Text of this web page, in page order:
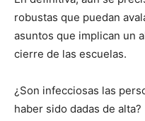
robustas que puedan
asuntos que implican un
cierre de las escuelas.
¿Son infecciosas las
haber sido dadas de alta?